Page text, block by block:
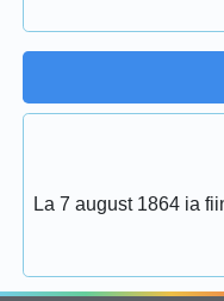
La 7 august 1864 ia